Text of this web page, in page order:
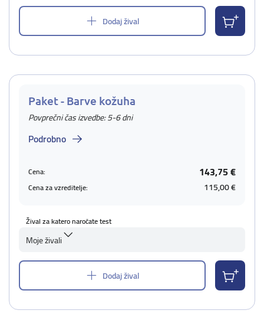
Dodaj žival
Paket - Barve kožuha
Povprečni čas izvedbe: 5-6 dni
Podrobno
Cena: 143,75 €
Cena za vzreditelje: 115,00 €
Žival za katero naročate test
Moje živali
Dodaj žival